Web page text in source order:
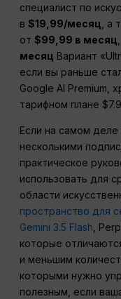
специалист по
в$19,99/месяц , а
от$99,99 в месяц
месяц Вариант
если вы раньше
Google AI Premium,
тарифном плане
Если на самом
несколькими
практическое
использовать для
области
пространство для
Gemini 3.5 Flash ,
которые
и меньшим
которыми нужно
полезным, если